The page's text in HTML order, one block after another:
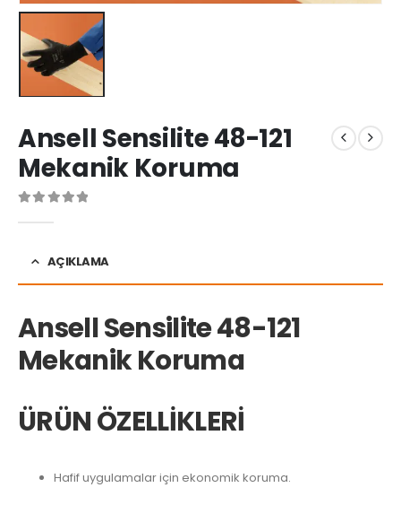
Ansell Sensilite 48-121
Mekanik Koruma
Warning
AÇIKLAMA
Ansell Sensilite 48-121
Mekanik Koruma
ÜRÜN ÖZELLİKLERİ
Hafif uygulamalar için ekonomik koruma.